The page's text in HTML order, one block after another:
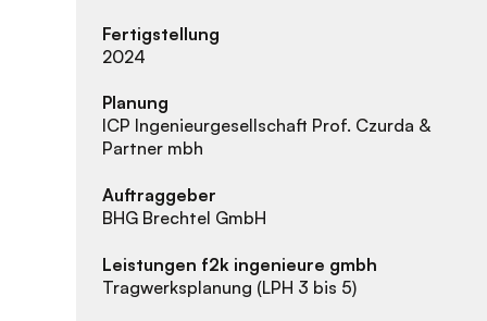
Fertigstellung
2024
Planung
ICP Ingenieurgesellschaft Prof. Czurda &
Partner mbh
Auftraggeber
BHG Brechtel GmbH
Leistungen f2k ingenieure gmbh
Tragwerksplanung (LPH 3 bis 5)